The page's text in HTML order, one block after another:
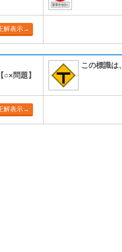
【○×問題】
この標識は